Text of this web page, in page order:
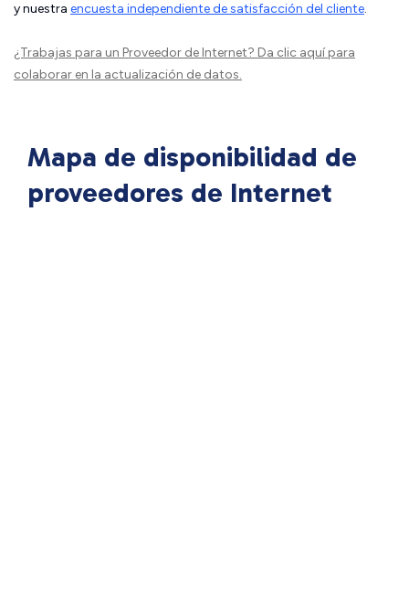
y nuestra encuesta independiente de satisfacción del cliente.
¿Trabajas para un Proveedor de Internet? Da clic aquípara
colaborar en la actualización de datos.
Mapa de disponibilidad de
proveedores de Internet